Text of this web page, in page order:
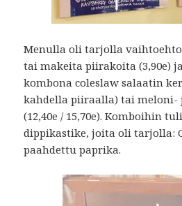
Menulla oli tarjolla
tai makeita piirakoita (3,90e)
kombona coleslaw salaatin
kahdella piiraalla) tai meloni-
(12,40e / 15,70e). Komboihin
dippikastike, joita oli tarjolla:
paahdettu paprika.